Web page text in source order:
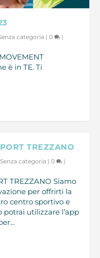
categoria |0 |
è in TE. Ti
TREZZANO
Senza categoria |0 |
TREZZANO Siamo
per offrirti la
centro sportivo e
potrai utilizzare l’app